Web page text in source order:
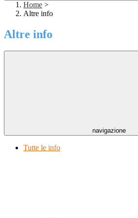
Home >
Altre info
Altre info
navigazione
Tutte le info